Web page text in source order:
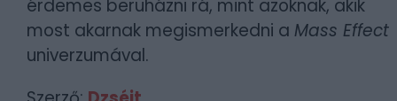
érdemes beruházni rá, mint azoknak, akik
most akarnak megismerkedni a Mass Effect
univerzumával.